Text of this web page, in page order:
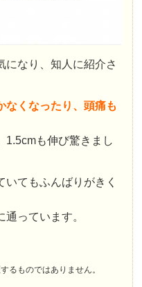
になり、知人に紹介さ
なくなったり、頭痛も
1.5cmも伸び驚きまし
てもふんばりがきく
っています。
るものではありません。